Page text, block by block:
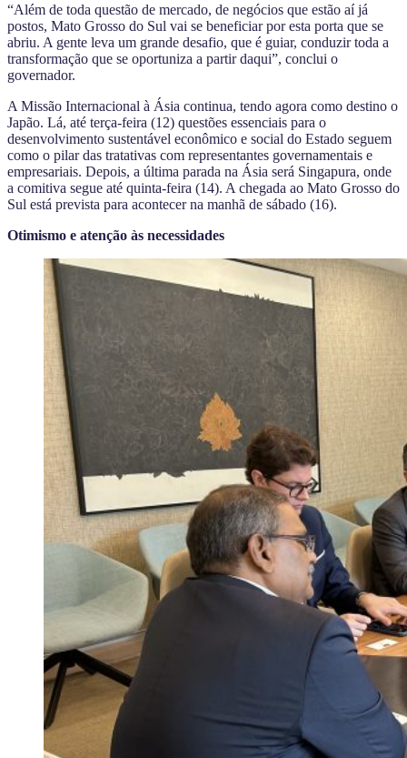
“Além de toda questão de mercado, de negócios que estão aí já
postos, Mato Grosso do Sul vai se beneficiar por esta porta que se
abriu. A gente leva um grande desafio, que é guiar, conduzir toda a
transformação que se oportuniza a partir daqui”, conclui o
governador.
A Missão Internacional à Ásia continua, tendo agora como destino o
Japão. Lá, até terça-feira (12) questões essenciais para o
desenvolvimento sustentável econômico e social do Estado seguem
como o pilar das tratativas com representantes governamentais e
empresariais. Depois, a última parada na Ásia será Singapura, onde
a comitiva segue até quinta-feira (14). A chegada ao Mato Grosso do
Sul está prevista para acontecer na manhã de sábado (16).
Otimismo e atenção às necessidades